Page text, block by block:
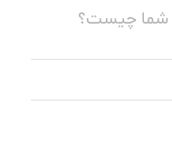
شما چیست؟